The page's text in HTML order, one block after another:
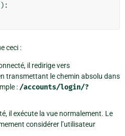
):
ceci :
il redirige vers
transmettant le chemin absolu dans
:/accounts/login/?
il exécute la vue normalement. Le
considérer l’utilisateur